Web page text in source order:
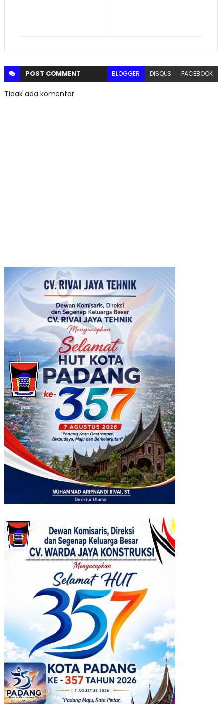
POST COMMENT BLOGGER DISQUS FACEBOOK
Tidak ada komentar